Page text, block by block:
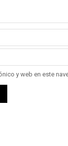
y web en este